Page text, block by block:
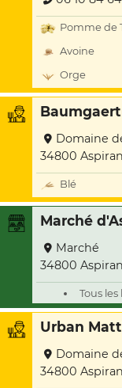
Pomme de
Avoine
Orge
Domaine
34800 Aspiran
Blé
Marché
Marché
34800 Aspiran
Tous
Urban
Domaine
34800 Aspiran